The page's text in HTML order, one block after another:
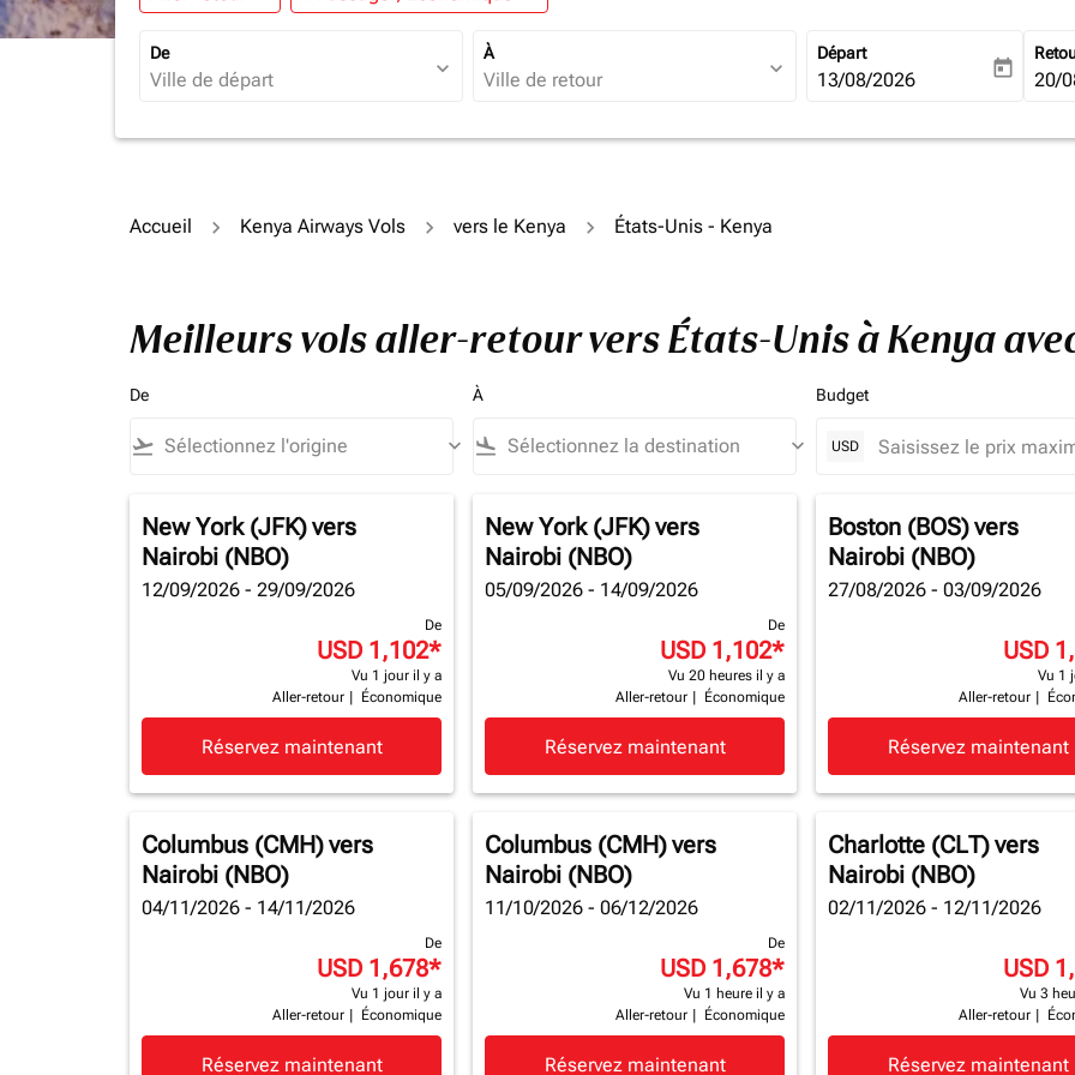
De
expand_more
À
expand_more
Départ
fc-booking-departure-date-
13/08/2026 today fc-
20/
Accueil Kenya Airways Vols vers le Kenya États-Unis - Kenya
Meilleurs vols aller-retour vers États-Unis à Kenya
De
flight_takeoff keyboard_arrow_down
À
flight_land keyboard_arrow_down
Budget
USD
New York (JFK)vers
Nairobi (NBO)
12/09/2026 - 29/09/2026
De
USD 1,102*
Vu 1 jour il y a
Aller-retour
Économique
Réservez maintenant
New York (JFK)vers
Nairobi (NBO)
05/09/2026 - 14/09/2026
De
USD 1,102*
Vu 20 heures il y a
Aller-retour
Économique
Réservez maintenant
Boston (BOS)vers
Nairobi (NBO)
27/08/2026 - 03/09/2026
USD
Vu 1
Aller-retour
Réservez maintenant
Columbus (CMH)vers
Nairobi (NBO)
04/11/2026 - 14/11/2026
De
USD 1,678*
Vu 1 jour il y a
Aller-retour
Économique
Réservez maintenant
Columbus (CMH)vers
Nairobi (NBO)
11/10/2026 - 06/12/2026
De
USD 1,678*
Vu 1 heure il y a
Aller-retour
Économique
Réservez maintenant
Charlotte (CLT)vers
Nairobi (NBO)
02/11/2026 - 12/11/2026
USD
Vu 3
Aller-retour
Réservez maintenant